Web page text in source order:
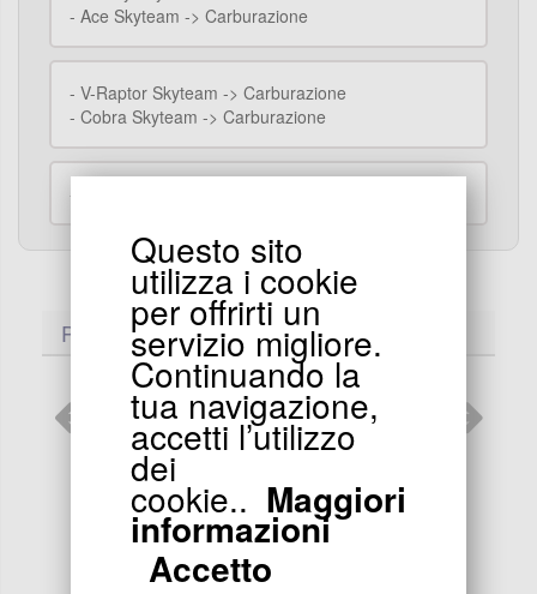
- Ace Skyteam -> Carburazione
- V-Raptor Skyteam -> Carburazione
- Cobra Skyteam -> Carburazione
-
PRODOTTI SIMILI..
EUR
Guarnizione per 22-24mm pipa per Skyteam PBR
Questo sito
utilizza i cookie
per offrirti un
servizio migliore.
Continuando la
tua navigazione,
accetti l’utilizzo
dei
cookie.. Maggiori
informazioni
Accetto